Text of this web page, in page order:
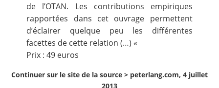
de l’OTAN. Les contributions empiriques
rapportées dans cet ouvrage permettent
d’éclairer quelque peu les différentes
facettes de cette relation (…) «
Prix : 49 euros
Continuer sur le site de la source > peterlang.com, 4 juillet
2013